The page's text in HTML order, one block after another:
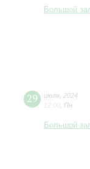
Большой
29 июля 2024
12:00 Пн
Большой